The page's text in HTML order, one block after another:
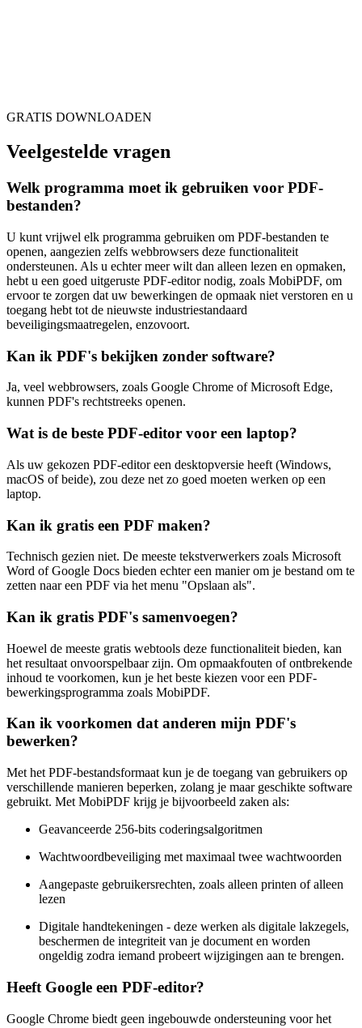
GRATIS DOWNLOADEN
Veelgestelde vragen
Welk programma moet ik gebruiken voor PDF-
bestanden?
U kunt vrijwel elk programma gebruiken om PDF-bestanden te
openen, aangezien zelfs webbrowsers deze functionaliteit
ondersteunen. Als u echter meer wilt dan alleen lezen en opmaken,
hebt u een goed uitgeruste PDF-editor nodig, zoals MobiPDF, om
ervoor te zorgen dat uw bewerkingen de opmaak niet verstoren en u
toegang hebt tot de nieuwste industriestandaard
beveiligingsmaatregelen, enzovoort.
Kan ik PDF's bekijken zonder software?
Ja, veel webbrowsers, zoals Google Chrome of Microsoft Edge,
kunnen PDF's rechtstreeks openen.
Wat is de beste PDF-editor voor een laptop?
Als uw gekozen PDF-editor een desktopversie heeft (Windows,
macOS of beide), zou deze net zo goed moeten werken op een
laptop.
Kan ik gratis een PDF maken?
Technisch gezien niet. De meeste tekstverwerkers zoals Microsoft
Word of Google Docs bieden echter een manier om je bestand om te
zetten naar een PDF via het menu "Opslaan als".
Kan ik gratis PDF's samenvoegen?
Hoewel de meeste gratis webtools deze functionaliteit bieden, kan
het resultaat onvoorspelbaar zijn. Om opmaakfouten of ontbrekende
inhoud te voorkomen, kun je het beste kiezen voor een PDF-
bewerkingsprogramma zoals MobiPDF.
Kan ik voorkomen dat anderen mijn PDF's
bewerken?
Met het PDF-bestandsformaat kun je de toegang van gebruikers op
verschillende manieren beperken, zolang je maar geschikte software
gebruikt. Met MobiPDF krijg je bijvoorbeeld zaken als:
Geavanceerde 256-bits coderingsalgoritmen
Wachtwoordbeveiliging met maximaal twee wachtwoorden
Aangepaste gebruikersrechten, zoals alleen printen of alleen
lezen
Digitale handtekeningen - deze werken als digitale lakzegels,
beschermen de integriteit van je document en worden
ongeldig zodra iemand probeert wijzigingen aan te brengen.
Heeft Google een PDF-editor?
Google Chrome biedt geen ingebouwde ondersteuning voor het